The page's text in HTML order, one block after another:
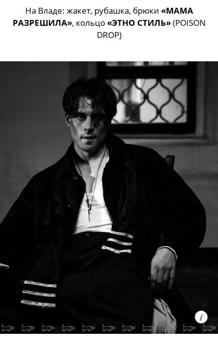
На Владе: жакет, рубашка, брюки «МАМА
РАЗРЕШИЛА», кольцо«ЭТНО СТИЛЬ»(POISON
DROP)